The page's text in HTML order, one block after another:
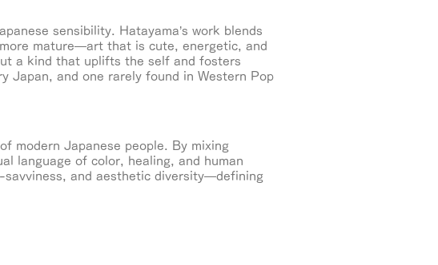
sensibility. Hatayama’s work blends
mature—art that is cute, energetic, and
a kind that uplifts the self and fosters
Japan, and one rarely found in Western Pop
modern Japanese people. By mixing
language of color, healing, and human
and aesthetic diversity—defining